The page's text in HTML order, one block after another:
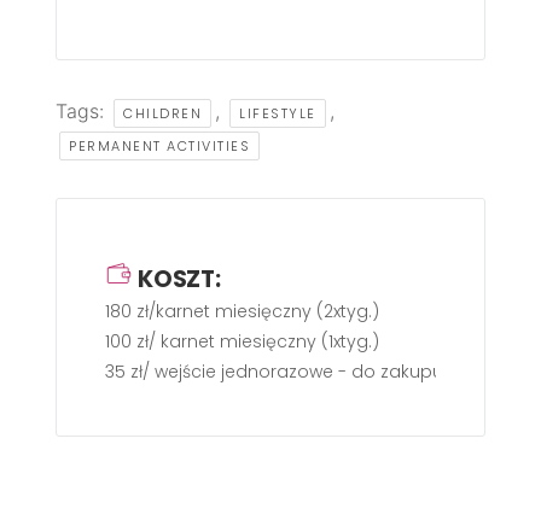
Tags: CHILDREN , LIFESTYLE ,
PERMANENT ACTIVITIES
KOSZT:
180 zł/karnet miesięczny (2xtyg.)
100 zł/ karnet miesięczny (1xtyg.)
35 zł/ wejście jednorazowe - do zakupu